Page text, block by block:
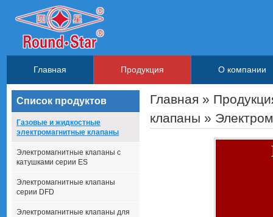
Главная Продукция О компании
Список продуктов
Газовые и жидкостные
электромагнитные клапаны
Электромагнитные клапаны с
катушками серии ES
Электромагнитные клапаны
серии DFD
Электромагнитные клапаны для
Главная »
клапаны »